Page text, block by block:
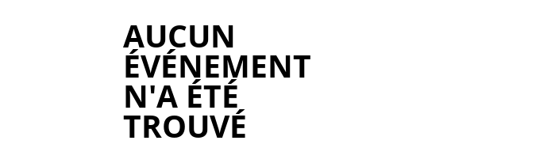
AUCUN
ÉVÉNEMENT
N'A ÉTÉ
TROUVÉ